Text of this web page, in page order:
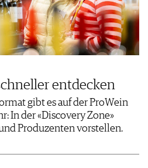
entdecken
gibt es auf der ProWein
In der «Discovery Zone»
Produzenten vorstellen.